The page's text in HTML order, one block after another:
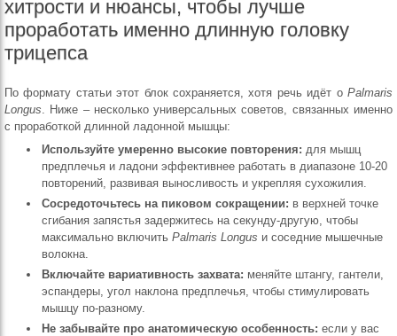
хитрости и нюансы, чтобы лучше
проработать именно длинную головку
трицепса
По формату статьи этот блок сохраняется, хотя речь идёт о Palmaris
Longus. Ниже – несколько универсальных советов, связанных именно
с проработкой длинной ладонной мышцы:
Используйте умеренно высокие повторения: для мышц
предплечья и ладони эффективнее работать в диапазоне 10-20
повторений, развивая выносливость и укрепляя сухожилия.
Сосредоточьтесь на пиковом сокращении: в верхней точке
сгибания запястья задержитесь на секунду-другую, чтобы
максимально включить Palmaris Longus и соседние мышечные
волокна.
Включайте вариативность захвата: меняйте штангу, гантели,
эспандеры, угол наклона предплечья, чтобы стимулировать
мышцу по-разному.
Не забывайте про анатомическую особенность: если у вас